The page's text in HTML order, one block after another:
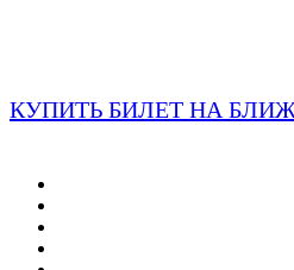
КУПИТЬ БИЛЕТ НА